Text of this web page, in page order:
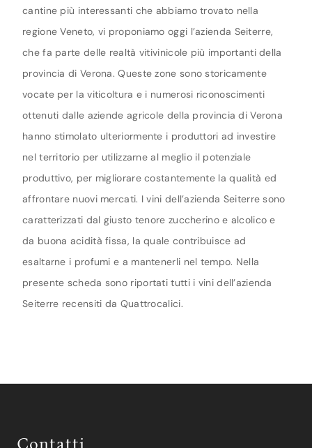
cantine più interessanti che abbiamo trovato nella
regione Veneto, vi proponiamo oggi l’azienda Seiterre,
che fa parte delle realtà vitivinicole più importanti della
provincia di Verona. Queste zone sono storicamente
vocate per la viticoltura e i numerosi riconoscimenti
ottenuti dalle aziende agricole della provincia di Verona
hanno stimolato ulteriormente i produttori ad investire
nel territorio per utilizzarne al meglio il potenziale
produttivo, per migliorare costantemente la qualità ed
affrontare nuovi mercati. I vini dell’azienda Seiterre sono
caratterizzati dal giusto tenore zuccherino e alcolico e
da buona acidità fissa, la quale contribuisce ad
esaltarne i profumi e a mantenerli nel tempo. Nella
presente scheda sono riportati tutti i vini dell’azienda
Seiterre recensiti da Quattrocalici.
Contatti